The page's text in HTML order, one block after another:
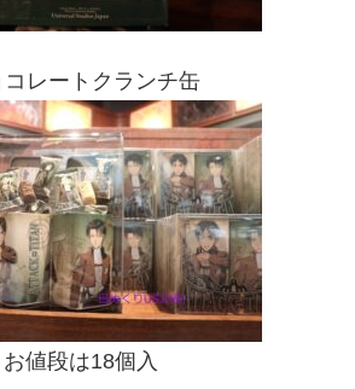
コレートクランチ缶
お値段は18個入